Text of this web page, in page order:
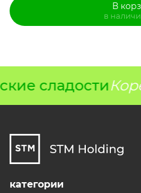
В
в
сладости
категории